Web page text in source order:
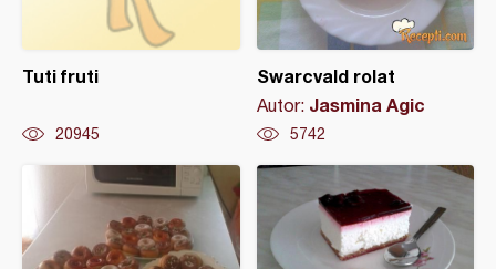
Tuti fruti
20945
Swarcvald rolat
Autor: Jasmina Agic
5742